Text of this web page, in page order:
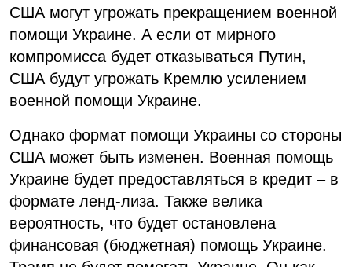
США могут угрожать прекращением военной
помощи Украине. А если от мирного
компромисса будет отказываться Путин,
США будут угрожать Кремлю усилением
военной помощи Украине.
Однако формат помощи Украины со стороны
США может быть изменен. Военная помощь
Украине будет предоставляться в кредит – в
формате ленд-лиза. Также велика
вероятность, что будет остановлена ​​
финансовая (бюджетная) помощь Украине.